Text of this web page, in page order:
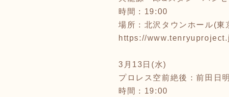
時間：19:00
場所：北沢タウンホール(東
https://
3月13日(水)
プロレス空前絶後：前田日
時間：19:00